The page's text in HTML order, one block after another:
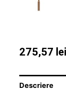
275,57 lei
Descriere